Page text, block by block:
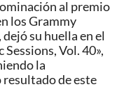
al premio
los Grammy
su huella en el
Vol. 40»,
la
resultado de este